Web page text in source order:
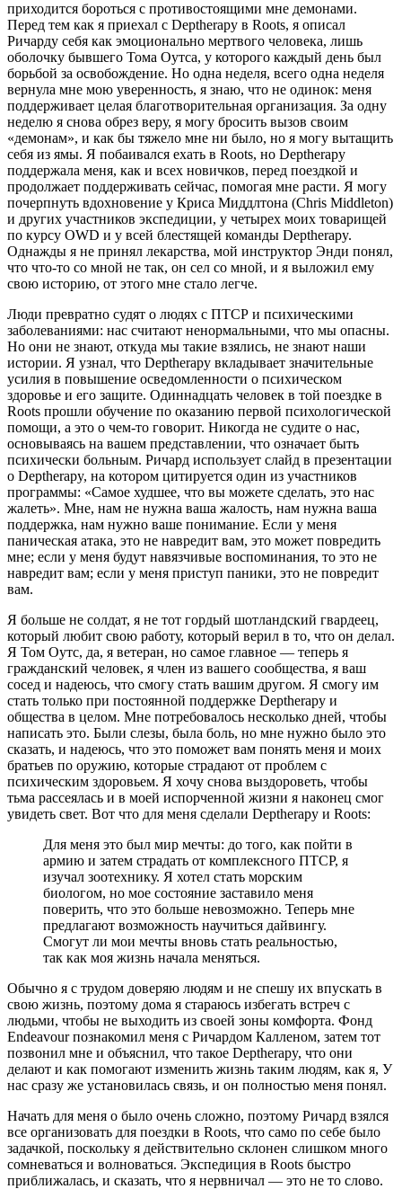
приходится бороться с противостоящими мне демонами.
Перед тем как я приехал с Deptherapy в Roots, я описал
Ричарду себя как эмоционально мертвого человека, лишь
оболочку бывшего Тома Оутса, у которого каждый день был
борьбой за освобождение. Но одна неделя, всего одна неделя
вернула мне мою уверенность, я знаю, что не одинок: меня
поддерживает целая благотворительная организация. За одну
неделю я снова обрез веру, я могу бросить вызов своим
«демонам», и как бы тяжело мне ни было, но я могу вытащить
себя из ямы. Я побаивался ехать в Roots, но Deptherapy
поддержала меня, как и всех новичков, перед поездкой и
продолжает поддерживать сейчас, помогая мне расти. Я могу
почерпнуть вдохновение у Криса Миддлтона (Chris Middleton)
и других участников экспедиции, у четырех моих товарищей
по курсу OWD и у всей блестящей команды Deptherapy.
Однажды я не принял лекарства, мой инструктор Энди понял,
что что-то со мной не так, он сел со мной, и я выложил ему
свою историю, от этого мне стало легче.
Люди превратно судят о людях с ПТСР и психическими
заболеваниями: нас считают ненормальными, что мы опасны.
Но они не знают, откуда мы такие взялись, не знают наши
истории. Я узнал, что Deptherapy вкладывает значительные
усилия в повышение осведомленности о психическом
здоровье и его защите. Одиннадцать человек в той поездке в
Roots прошли обучение по оказанию первой психологической
помощи, а это о чем-то говорит. Никогда не судите о нас,
основываясь на вашем представлении, что означает быть
психически больным. Ричард использует слайд в презентации
о Deptherapy, на котором цитируется один из участников
программы: «Самое худшее, что вы можете сделать, это нас
жалеть». Мне, нам не нужна ваша жалость, нам нужна ваша
поддержка, нам нужно ваше понимание. Если у меня
паническая атака, это не навредит вам, это может повредить
мне; если у меня будут навязчивые воспоминания, то это не
навредит вам; если у меня приступ паники, это не повредит
вам.
Я больше не солдат, я не тот гордый шотландский гвардеец,
который любит свою работу, который верил в то, что он делал.
Я Том Оутс, да, я ветеран, но самое главное — теперь я
гражданский человек, я член из вашего сообщества, я ваш
сосед и надеюсь, что смогу стать вашим другом. Я смогу им
стать только при постоянной поддержке Deptherapy и
общества в целом. Мне потребовалось несколько дней, чтобы
написать это. Были слезы, была боль, но мне нужно было это
сказать, и надеюсь, что это поможет вам понять меня и моих
братьев по оружию, которые страдают от проблем с
психическим здоровьем. Я хочу снова выздороветь, чтобы
тьма рассеялась и в моей испорченной жизни я наконец смог
увидеть свет. Вот что для меня сделали Deptherapy и Roots:
Для меня это был мир мечты: до того, как пойти в
армию и затем страдать от комплексного ПТСР, я
изучал зоотехнику. Я хотел стать морским
биологом, но мое состояние заставило меня
поверить, что это больше невозможно. Теперь мне
предлагают возможность научиться дайвингу.
Смогут ли мои мечты вновь стать реальностью,
так как моя жизнь начала меняться.
Обычно я с трудом доверяю людям и не спешу их впускать в
свою жизнь, поэтому дома я стараюсь избегать встреч с
людьми, чтобы не выходить из своей зоны комфорта. Фонд
Endeavour познакомил меня с Ричардом Калленом, затем тот
позвонил мне и объяснил, что такое Deptherapy, что они
делают и как помогают изменить жизнь таким людям, как я, У
нас сразу же установилась связь, и он полностью меня понял.
Начать для меня о было очень сложно, поэтому Ричард взялся
все организовать для поездки в Roots, что само по себе было
задачкой, поскольку я действительно склонен слишком много
сомневаться и волноваться. Экспедиция в Roots быстро
приближалась, и сказать, что я нервничал — это не то слово.